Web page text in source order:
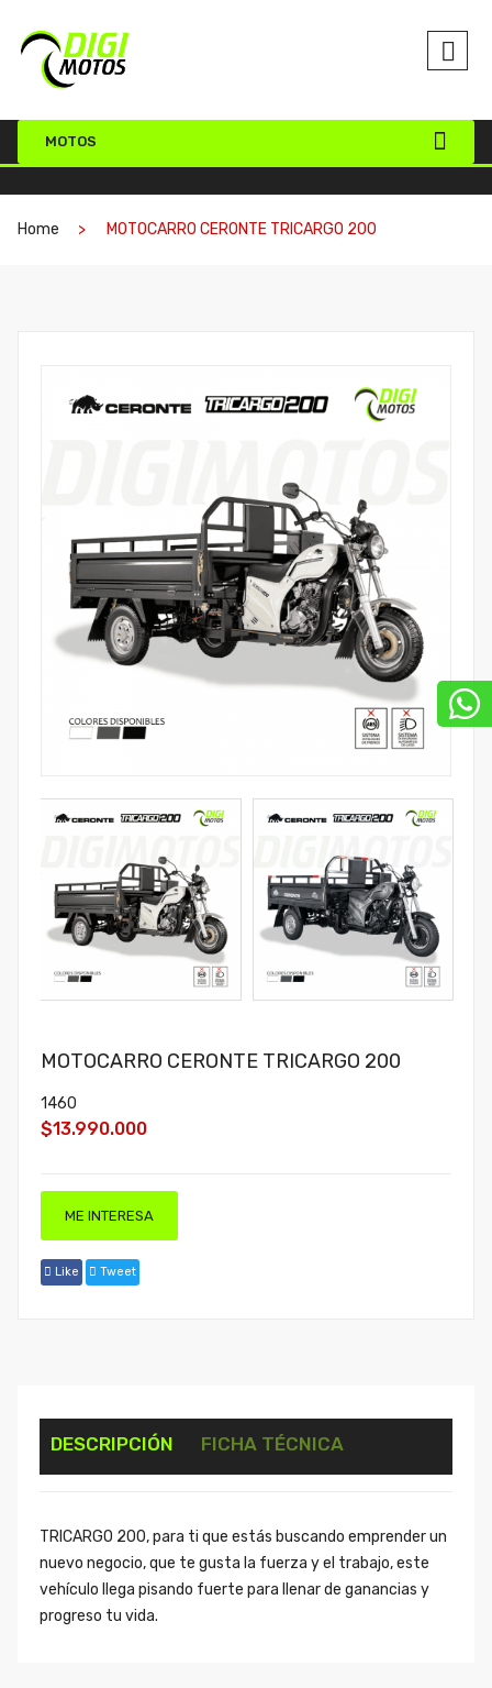
MOTOS
Home MOTOCARRO CERONTE TRICARGO 200
MOTOCARRO CERONTE TRICARGO 200
1460
$13.990.000
ME INTERESA
Like Tweet
DESCRIPCIÓN FICHA TÉCNICA
TRICARGO 200, para ti que estás buscando emprender un
nuevo negocio, que te gusta la fuerza y el trabajo, este
vehículo llega pisando fuerte para llenar de ganancias y
progreso tu vida.